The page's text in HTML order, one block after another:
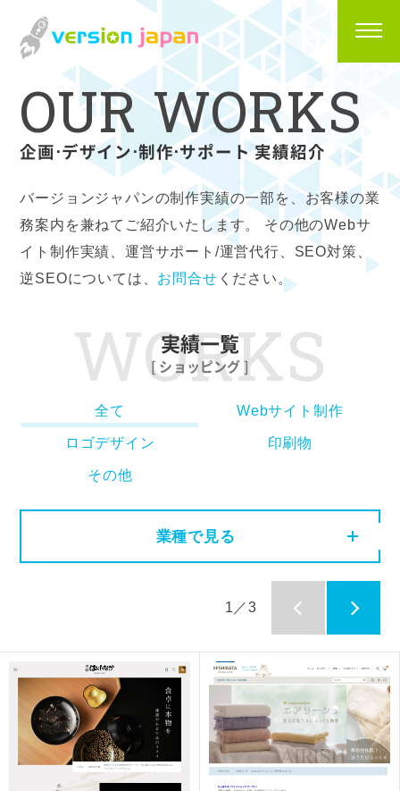
OUR WORKS
企画⋅デザイン⋅制作⋅サポート 実績紹介
バージョンジャパンの制作実績の一部を、お客様の業
務案内を兼ねてご紹介いたします。
その他のWebサ
イト制作実績、運営サポート/運営代行、SEO対策、
逆SEOについては、 お問合せ ください。
WORKS
実績一覧
[ ショッピング ]
業種で見る
全て Webサイト制作
ロゴデザイン 印刷物
その他
1／3